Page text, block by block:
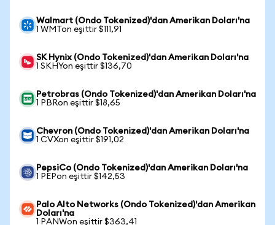
Walmart (Ondo Tokenized)'dan Amerikan Doları'na
1 WMTon eşittir $111,91
SK Hynix (Ondo Tokenized)'dan Amerikan Doları'na
1 SKHYon eşittir $136,70
Petrobras (Ondo Tokenized)'dan Amerikan Doları'na
1 PBRon eşittir $18,65
Chevron (Ondo Tokenized)'dan Amerikan Doları'na
1 CVXon eşittir $191,02
PepsiCo (Ondo Tokenized)'dan Amerikan Doları'na
1 PEPon eşittir $142,53
Palo Alto Networks (Ondo Tokenized)'dan Amerikan
Doları'na
1 PANWon eşittir $363,41